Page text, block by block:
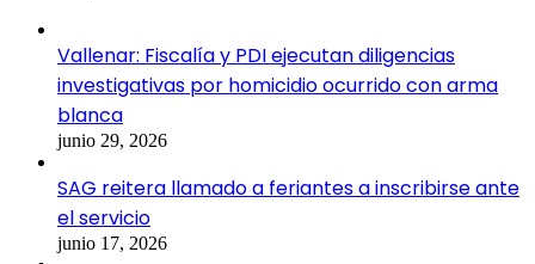
Vallenar: Fiscalía y PDI ejecutan diligencias
investigativas por homicidio ocurrido con arma
blanca
junio 29, 2026
SAG reitera llamado a feriantes a inscribirse ante
el servicio
junio 17, 2026